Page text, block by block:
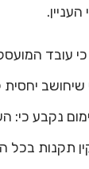
נקבע בסעיף 2(ב) כי
שיחושב
מינימום נקבע
תקנות בכל